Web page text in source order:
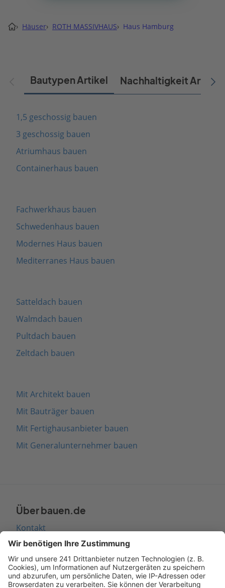
› Häuser› ROTH MASSIVHAUS› Haus Hamburg
Bautypen Artikel Nachhaltigkeit Artikel
1,5 geschossig bauen
3 geschossig bauen
Atriumhaus bauen
Containerhaus bauen
Fachwerkhaus bauen
Schwedenhaus bauen
Modernes Haus bauen
Mediterranes Haus bauen
Satteldach bauen
Walmdach bauen
Pultdach bauen
Zeltdach bauen
Mit Architekt bauen
Mit Bauträger bauen
Mit Fertighausanbieter bauen
Mit Generalunternehmer bauen
Über bauen.de
Kontakt
Seitenaufbau
Barrierefreiheit
Cookie Einstellungen